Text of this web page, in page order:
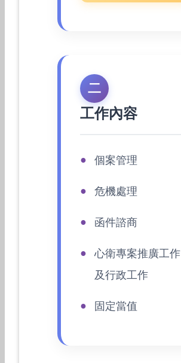
二
工作內容
個案管理
危機處理
函件諮商
心衛專案推廣工作
及行政工作
固定當值